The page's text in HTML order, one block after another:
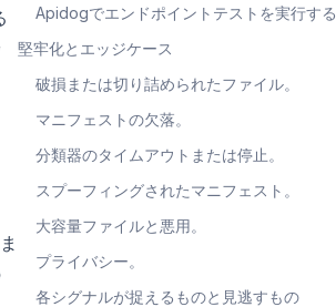
Apidogでエンドポイントテストを実行する
堅牢化とエッジケース
破損または切り詰められたファイル。
マニフェストの欠落。
分類器のタイムアウトまたは停止。
スプーフィングされたマニフェスト。
大容量ファイルと悪用。
プライバシー。
各シグナルが捉えるものと見逃すもの